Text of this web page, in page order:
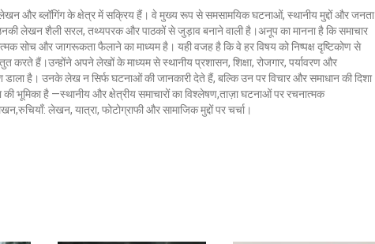
और ब्लॉगिंग के क्षेत्र में सक्रिय हैं। वे मुख्य रूप से समसामयिक घटनाओं, स्थानीय मुद्दों और जनता
लेखन शैली सरल, तथ्यपरक और पाठकों से जुड़ाव बनाने वाली है।अनूप का मानना है कि समाचार
सोच और जागरूकता फैलाने का माध्यम है। यही वजह है कि वे हर विषय को निष्पक्ष दृष्टिकोण से
हैं।उन्होंने अपने लेखों के माध्यम से स्थानीय प्रशासन, शिक्षा, रोजगार, पर्यावरण और
है। उनके लेख न सिर्फ घटनाओं की जानकारी देते हैं, बल्कि उन पर विचार और समाधान की दिशा
भूमिका है —स्थानीय और क्षेत्रीय समाचारों का विश्लेषण,ताज़ा घटनाओं पर रचनात्मक
लेखन, यात्रा, फोटोग्राफी और सामाजिक मुद्दों पर चर्चा।